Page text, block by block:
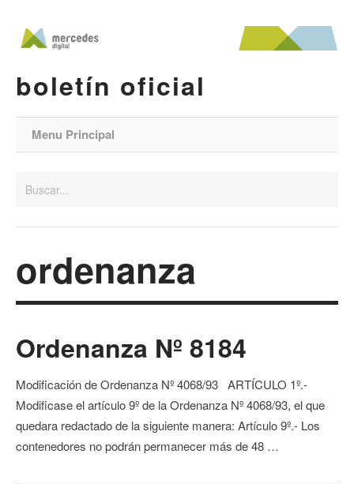
boletín oficial
Menu Principal
ordenanza
Ordenanza Nº 8184
Modificación de Ordenanza Nº 4068/93 ARTÍCULO 1º.-
Modificase el artículo 9º de la Ordenanza Nº 4068/93, el que
quedara redactado de la siguiente manera: Artículo 9º.- Los
contenedores no podrán permanecer más de 48 …